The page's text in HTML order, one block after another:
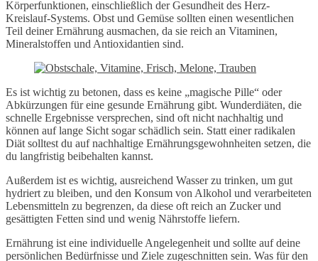
Körperfunktionen, einschließlich der Gesundheit des Herz-
Kreislauf-Systems. Obst und Gemüse sollten einen wesentlichen
Teil deiner Ernährung ausmachen, da sie reich an Vitaminen,
Mineralstoffen und Antioxidantien sind.
Es ist wichtig zu betonen, dass es keine „magische Pille“ oder
Abkürzungen für eine gesunde Ernährung gibt. Wunderdiäten, die
schnelle Ergebnisse versprechen, sind oft nicht nachhaltig und
können auf lange Sicht sogar schädlich sein. Statt einer radikalen
Diät solltest du auf nachhaltige Ernährungsgewohnheiten setzen, die
du langfristig beibehalten kannst.
Außerdem ist es wichtig, ausreichend Wasser zu trinken, um gut
hydriert zu bleiben, und den Konsum von Alkohol und verarbeiteten
Lebensmitteln zu begrenzen, da diese oft reich an Zucker und
gesättigten Fetten sind und wenig Nährstoffe liefern.
Ernährung ist eine individuelle Angelegenheit und sollte auf deine
persönlichen Bedürfnisse und Ziele zugeschnitten sein. Was für den